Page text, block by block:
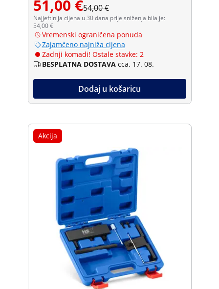
51,00 €54,00 €
Najjeftinija cijena u 30 dana prije sniženja bila je:
54,00 €
Vremenski ograničena ponuda
Zajamčeno najniža cijena
Zadnji komadi! Ostale stavke: 2
BESPLATNA DOSTAVA cca. 17. 08.
Dodaj u košaricu
Akcija